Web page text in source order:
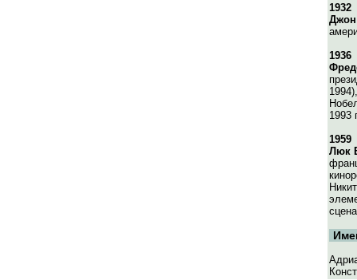
1932
1936
1993
1959
Люк